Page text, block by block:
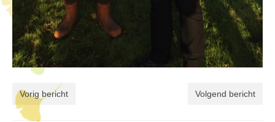
Vorig bericht Volgend bericht